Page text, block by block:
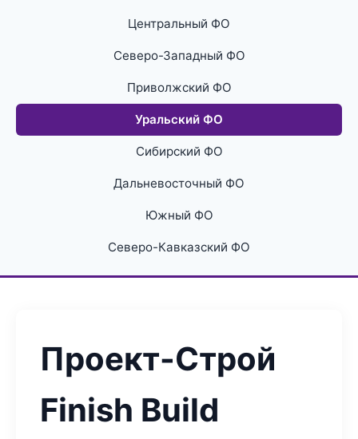
Центральный ФО
Северо-Западный ФО
Приволжский ФО
Уральский ФО
Сибирский ФО
Дальневосточный ФО
Южный ФО
Северо-Кавказский ФО
Проект-Строй
Finish Build